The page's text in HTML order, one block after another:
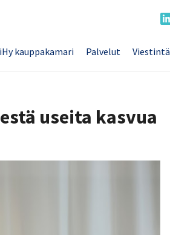
kauppakamari Palvelut Viestintä
useita kasvua